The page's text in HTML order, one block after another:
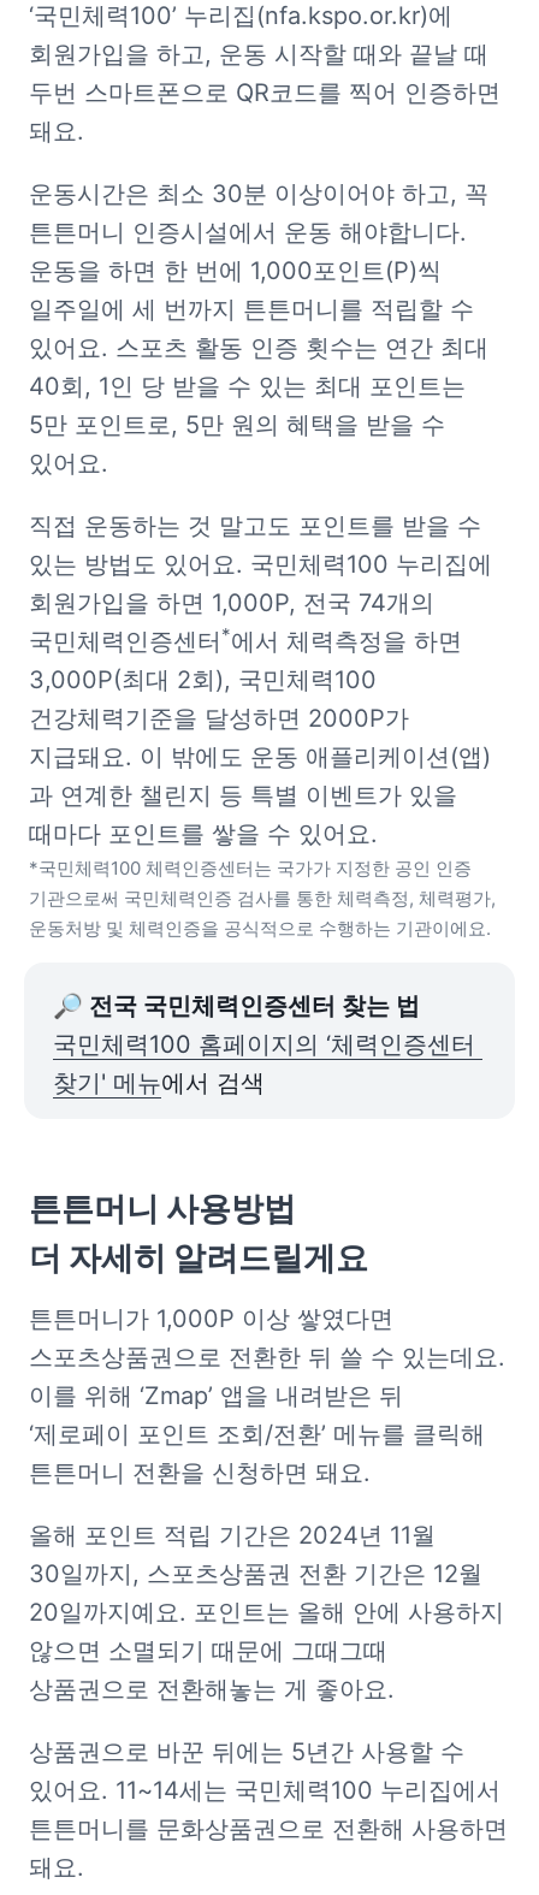
‘국민체력100’ 누리집(nfa.kspo.or.kr)에
회원가입을 하고, 운동 시작할 때와 끝날 때
두번 스마트폰으로 QR코드를 찍어 인증하면
돼요.
운동시간은 최소 30분 이상이어야 하고, 꼭
튼튼머니 인증시설에서 운동 해야합니다.
운동을 하면 한 번에 1,000포인트(P)씩
일주일에 세 번까지 튼튼머니를 적립할 수
있어요. 스포츠 활동 인증 횟수는 연간 최대
40회, 1인 당 받을 수 있는 최대 포인트는
5만 포인트로, 5만 원의 혜택을 받을 수
있어요.
직접 운동하는 것 말고도 포인트를 받을 수
있는 방법도 있어요. 국민체력100 누리집에
회원가입을 하면 1,000P, 전국 74개의
국민체력인증센터 *에서 체력측정을 하면
3,000P(최대 2회), 국민체력100
건강체력기준을 달성하면 2000P가
지급돼요. 이 밖에도 운동 애플리케이션(앱)
과 연계한 챌린지 등 특별 이벤트가 있을
*국민체력100 체력인증센터는 국가가 지정한 공인 인증
기관으로써 국민체력인증 검사를 통한 체력측정, 체력평가,
운동처방 및 체력인증을 공식적으로 수행하는 기관이에요.
🔎 전국 국민체력인증센터 찾는 법
국민체력100 홈페이지의 ‘체력인증센터
찾기' 메뉴에서 검색
튼튼머니 사용방법
더 자세히 알려드릴게요
튼튼머니가 1,000P 이상 쌓였다면
스포츠상품권으로 전환한 뒤 쓸 수 있는데요.
이를 위해 ‘Zmap’ 앱을 내려받은 뒤
‘제로페이 포인트 조회/전환’ 메뉴를 클릭해
튼튼머니 전환을 신청하면 돼요.
올해 포인트 적립 기간은 2024년 11월
30일까지, 스포츠상품권 전환 기간은 12월
20일까지예요. 포인트는 올해 안에 사용하지
않으면 소멸되기 때문에 그때그때
상품권으로 전환해놓는 게 좋아요.
상품권으로 바꾼 뒤에는 5년간 사용할 수
있어요. 11~14세는 국민체력100 누리집에서
튼튼머니를 문화상품권으로 전환해 사용하면
돼요.